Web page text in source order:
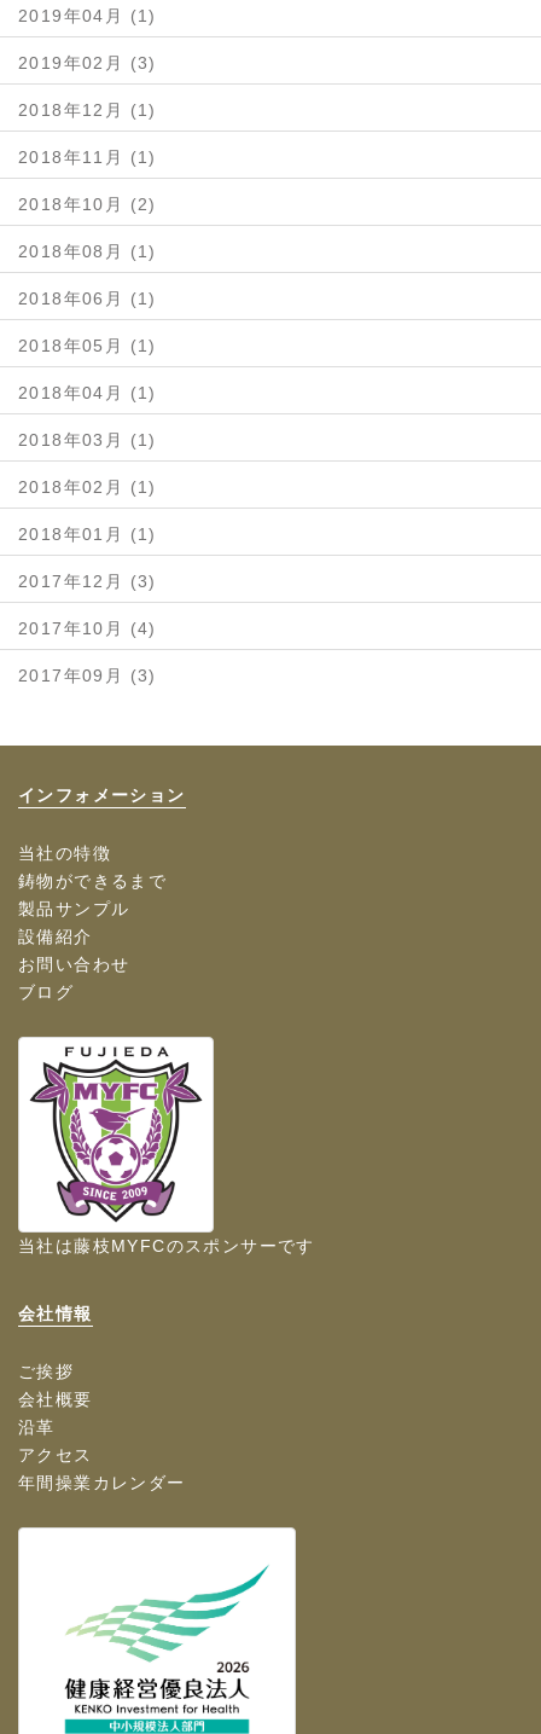
2019年04月 (1)
2019年02月 (3)
2018年12月 (1)
2018年11月 (1)
2018年10月 (2)
2018年08月 (1)
2018年06月 (1)
2018年05月 (1)
2018年04月 (1)
2018年03月 (1)
2018年02月 (1)
2018年01月 (1)
2017年12月 (3)
2017年10月 (4)
2017年09月 (3)
インフォメーション
当社の特徴
鋳物ができるまで
製品サンプル
設備紹介
お問い合わせ
ブログ
当社は藤枝MYFCのスポンサーです
会社情報
ご挨拶
会社概要
沿革
アクセス
年間操業カレンダー